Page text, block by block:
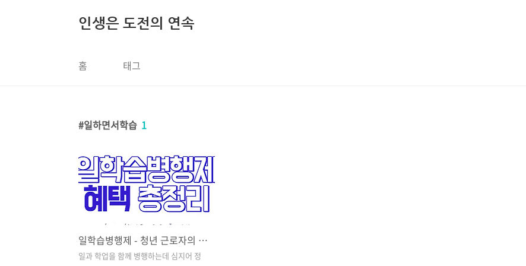
인생은 도전의 연속
홈 태그
일하면서학습 1
일학습병행제 - 청년 근로자의 국가 지원 지원금 및 혜택, 방법, 대상, 자격증
일과 학업을 함께 병행하는데 심지어 정